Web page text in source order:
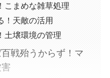
こまめな雑草処理
！天敵の活用
土壌環境の管理
戦殆うからず！マ